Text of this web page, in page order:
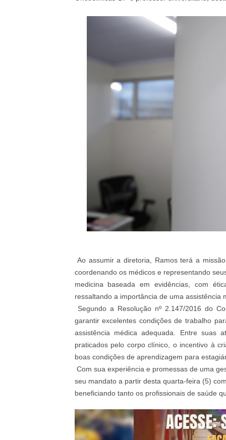
Ao assumir a diretoria, Ramos terá a
coordenando os médicos e representando
medicina baseada em evidências, com
ressaltando a importância de uma assistência
Segundo a Resolução nº 2.147/2016 do
garantir excelentes condições de trabalho
assistência médica adequada. Entre suas
praticados pelo corpo clínico, o incentivo à
boas condições de aprendizagem para
Com sua experiência e promessas de uma
seu mandato a partir desta quarta-feira (5)
beneficiando tanto os profissionais de saúde